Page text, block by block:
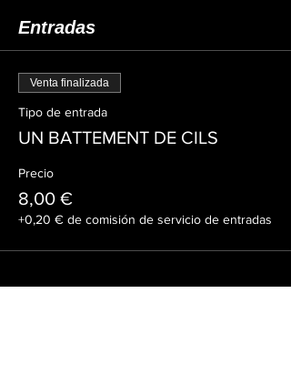
Entradas
Venta finalizada
Tipo de entrada
UN BATTEMENT DE CILS
Precio
8,00 €
+0,20 € de comisión de servicio de entradas